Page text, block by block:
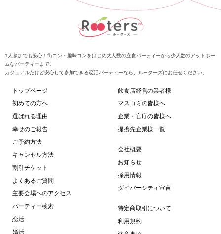
1人参加でも安心！街コン・趣味コンをはじめ大人数の立食パーティーから少人数のアットホー
ムなパーティーまで。
カジュアルだけど安心して参加できる恋活パーティーなら、ルーターズにお任せください。
トップページ
初めての方へ
選ばれる理由
幸せのご報告
ご予約方法
キャンセル方法
割引チケット
よくあるご質問
主要会場へのアクセス
パーティー検索
恋活
婚活
飲食店経営の業者様
マスコミの皆様へ
企業・官庁の皆様へ
提携先企業様一覧
会社概要
お知らせ
採用情報
ダイバーシティ宣言
特定商取引について
利用規約